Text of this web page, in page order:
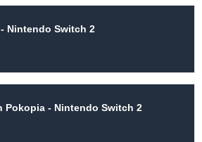
Nintendo Switch 2
Pokopia - Nintendo Switch 2